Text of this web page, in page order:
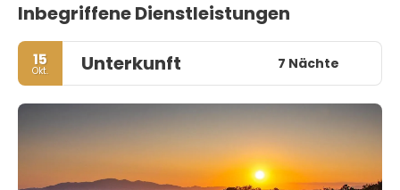
Inbegriffene Dienstleistungen
15
Okt. Unterkunft 7 Nächte